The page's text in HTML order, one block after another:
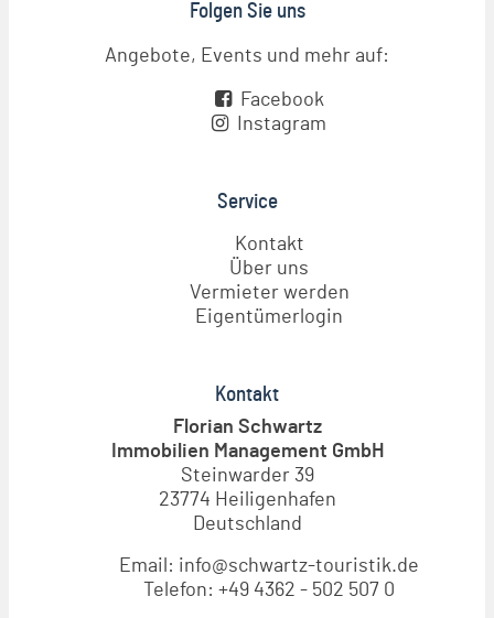
Folgen Sie uns
Angebote, Events und mehr auf:
Facebook
Instagram
Service
Kontakt
Über uns
Vermieter werden
Eigentümerlogin
Kontakt
Florian Schwartz
Immobilien Management GmbH
Steinwarder 39
23774 Heiligenhafen
Deutschland
Email: info@schwartz-touristik.de
Telefon: +49 4362 - 502 507 0